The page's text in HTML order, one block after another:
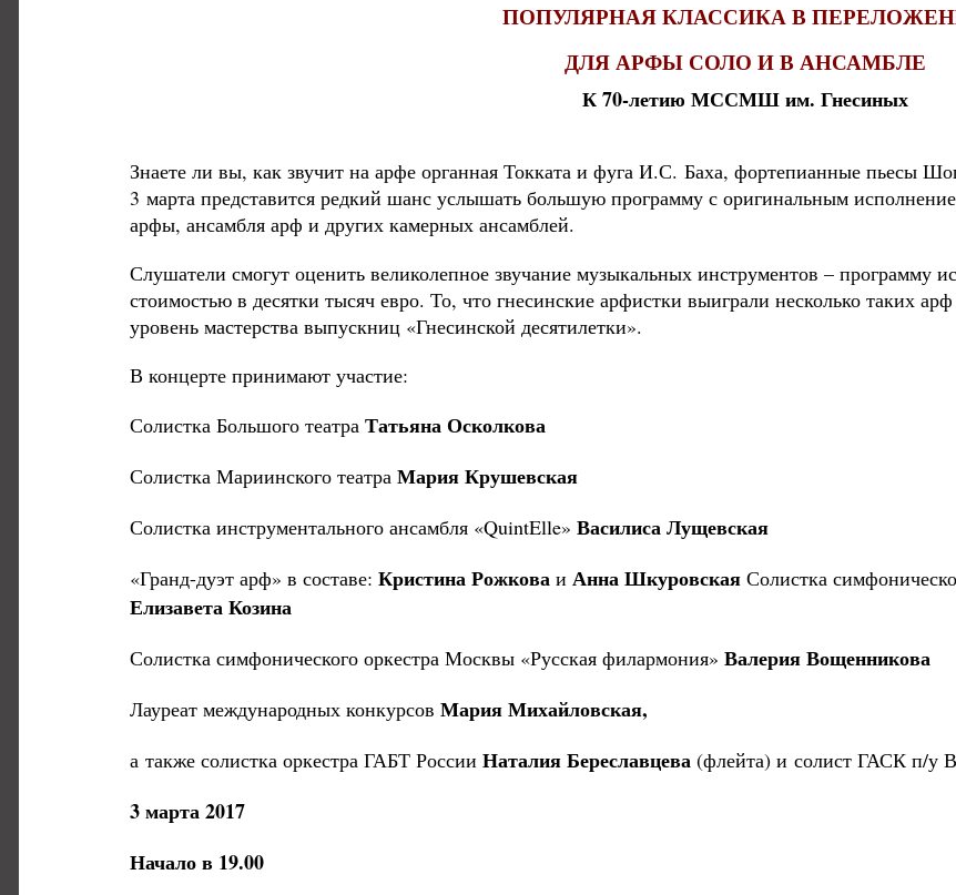
ПОПУЛЯРНАЯ КЛАССИКА В
ДЛЯ АРФЫ СОЛО И В АНСАМБЛЕ
К 70-летию МССМШ им. Гнесиных
Знаете ли вы, как звучит на арфе органная Токката и фуга И.С. Баха, фортепианные пьесы
3 марта представится редкий шанс услышать большую программу с оригинальным
арфы, ансамбля арф и других камерных ансамблей.
Слушатели смогут оценить великолепное звучание музыкальных инструментов –
стоимостью в десятки тысяч евро. То, что гнесинские арфистки выиграли несколько таких
уровень мастерства выпускниц «Гнесинской десятилетки».
В концерте принимают участие:
Солистка Большого театра Татьяна Осколкова
Солистка Мариинского театра Мария Крушевская
Солистка инструментального ансамбля «QuintElle» Василиса Лущевская
«Гранд-дуэт арф» в составе: Кристина Рожкова и Анна Шкуровская Солистка
Елизавета Козина
Солистка симфонического оркестра Москвы «Русская филармония» Валерия Вощенникова
Лауреат международных конкурсов Мария Михайловская,
а также солистка оркестра ГАБТ России Наталия Береславцева (флейта) и солист ГАСК п/у
3 марта 2017
Начало в 19.00